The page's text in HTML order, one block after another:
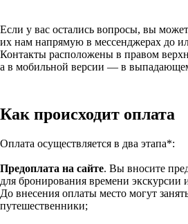
Если у вас остались вопросы, вы
их нам напрямую в мессенджерах до
Контакты расположены в правом
а в мобильной версии — в
Как происходит оплата
Оплата осуществляется в два этапа*:
Предоплата на сайте. Вы вносите
для бронирования времени экскурсии
До внесения оплаты место могут
путешественники;